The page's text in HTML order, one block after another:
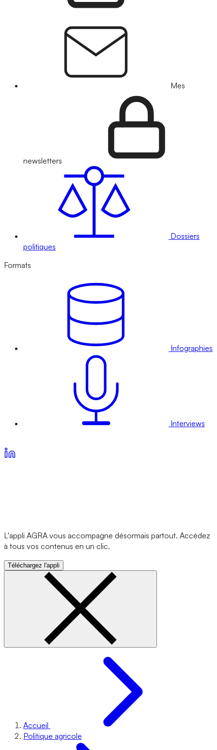
Mes
newsletters
Dossiers
politiques
Formats
Infographies
Interviews
L'appli AGRA vous accompagne désormais partout. Accédez
à tous vos contenus en un clic.
Téléchargez l'appli
Accueil
Politique agricole